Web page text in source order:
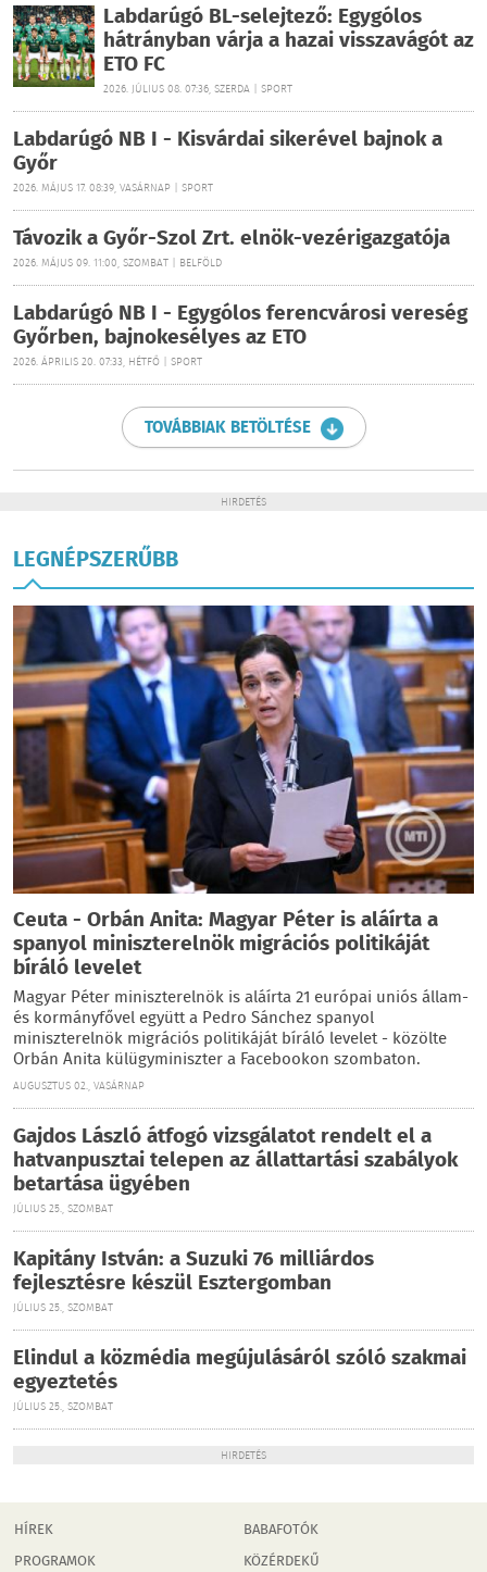
Labdarúgó BL-selejtező: Egygólos
hátrányban várja a hazai visszavágót az
ETO FC
2026. JÚLIUS 08. 07:36, SZERDA | SPORT
Labdarúgó NB I - Kisvárdai sikerével bajnok a
Győr
2026. MÁJUS 17. 08:39, VASÁRNAP | SPORT
Távozik a Győr-Szol Zrt. elnök-vezérigazgatója
2026. MÁJUS 09. 11:00, SZOMBAT | BELFÖLD
Labdarúgó NB I - Egygólos ferencvárosi vereség
Győrben, bajnokesélyes az ETO
2026. ÁPRILIS 20. 07:33, HÉTFŐ | SPORT
TOVÁBBIAK BETÖLTÉSE
HIRDETÉS
LEGNÉPSZERŰBB
Ceuta - Orbán Anita: Magyar Péter is aláírta a
spanyol miniszterelnök migrációs politikáját
bíráló levelet
Magyar Péter miniszterelnök is aláírta 21 európai uniós állam-
és kormányfővel együtt a Pedro Sánchez spanyol
miniszterelnök migrációs politikáját bíráló levelet - közölte
Orbán Anita külügyminiszter a Facebookon szombaton.
AUGUSZTUS 02., VASÁRNAP
Gajdos László átfogó vizsgálatot rendelt el a
hatvanpusztai telepen az állattartási szabályok
betartása ügyében
JÚLIUS 25., SZOMBAT
Kapitány István: a Suzuki 76 milliárdos
fejlesztésre készül Esztergomban
JÚLIUS 25., SZOMBAT
Elindul a közmédia megújulásáról szóló szakmai
egyeztetés
JÚLIUS 25., SZOMBAT
HIRDETÉS
HÍREK
PROGRAMOK
BABAFOTÓK
KÖZÉRDEKŰ